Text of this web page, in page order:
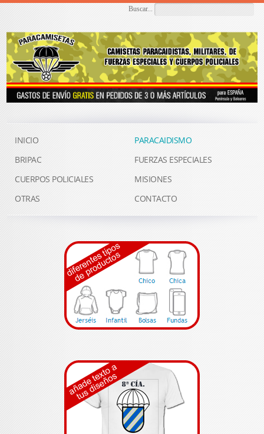
Buscar...
INICIO
PARACAIDISMO
BRIPAC
FUERZAS ESPECIALES
CUERPOS POLICIALES
MISIONES
OTRAS
CONTACTO